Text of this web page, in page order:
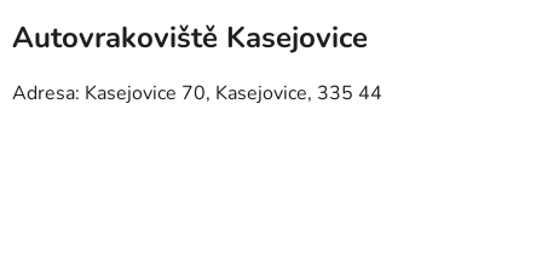
Autovrakoviště Kasejovice
Adresa: Kasejovice 70, Kasejovice, 335 44